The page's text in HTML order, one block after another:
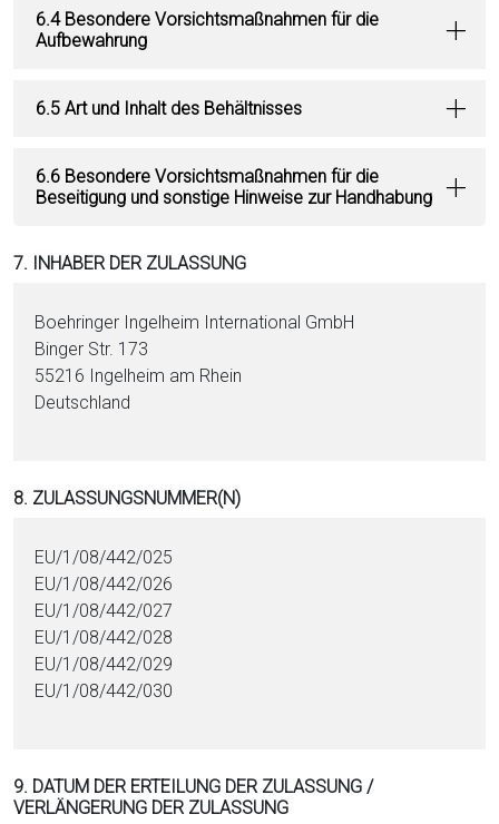
6.4 Besondere Vorsichtsmaßnahmen für die
Aufbewahrung
6.5 Art und Inhalt des Behältnisses
6.6 Besondere Vorsichtsmaßnahmen für die
Beseitigung und sonstige Hinweise zur Handhabung
7. INHABER DER ZULASSUNG
Boehringer Ingelheim In­ter­na­tio­nal GmbH
Binger Str. 173
55216 Ingelheim am Rhein
Deutschland
8. ZULASSUNGSNUMMER(N)
EU/1/08/442/025
EU/1/08/442/026
EU/1/08/442/027
EU/1/08/442/028
EU/1/08/442/029
EU/1/08/442/030
9. DATUM DER ERTEILUNG DER ZULASSUNG /
VERLÄNGERUNG DER ZULASSUNG